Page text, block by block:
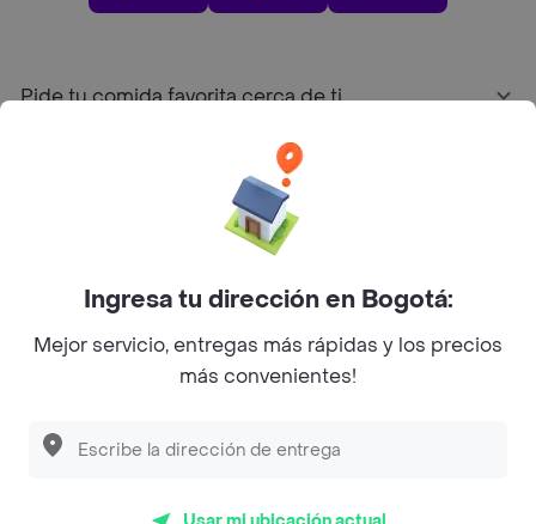
Pide tu comida favorita cerca de ti
Sobre Rappi
Facebook
Twitter
Instagram
©2026Rappi Inc. All rights reserved.
Ingresa tu dirección en Bogotá:
Mejor servicio, entregas más rápidas y los precios
más convenientes!